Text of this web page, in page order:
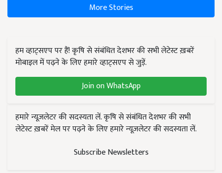
More Stories
हम व्हाट्सएप पर हैं! कृषि से संबंधित देशभर की सभी लेटेस्ट ख़बरें
मोबाइल में पढ़ने के लिए हमारे व्हाट्सएप से जुड़ें.
Join on WhatsApp
हमारे न्यूज़लेटर की सदस्यता लें. कृषि से संबंधित देशभर की सभी
लेटेस्ट ख़बरें मेल पर पढ़ने के लिए हमारे न्यूज़लेटर की सदस्यता लें.
Subscribe Newsletters